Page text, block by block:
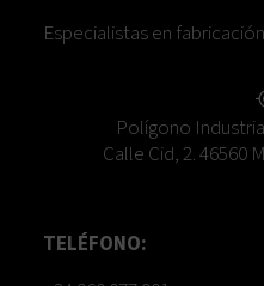
Especialistas en
Polígono
Calle Cid, 2. 46560
TELÉFONO: